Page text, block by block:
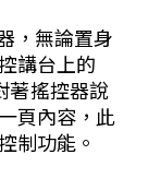
，無論置身
講台上的
著搖控器說
頁內容，此
制功能。